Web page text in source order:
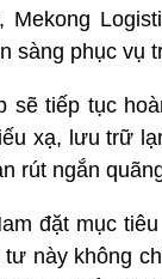
sàng phục vụ
sẽ tiếp tục
xạ, lưu trữ
rút ngắn
đặt mục
này không